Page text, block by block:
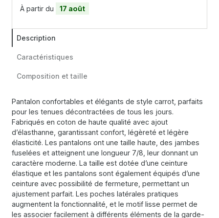
À partir du 17 août
Description
Caractéristiques
Composition et taille
Pantalon confortables et élégants de style carrot, parfaits
pour les tenues décontractées de tous les jours.
Fabriqués en coton de haute qualité avec ajout
d’élasthanne, garantissant confort, légèreté et légère
élasticité. Les pantalons ont une taille haute, des jambes
fuselées et atteignent une longueur 7/8, leur donnant un
caractère moderne. La taille est dotée d’une ceinture
élastique et les pantalons sont également équipés d’une
ceinture avec possibilité de fermeture, permettant un
ajustement parfait. Les poches latérales pratiques
augmentent la fonctionnalité, et le motif lisse permet de
les associer facilement à différents éléments de la garde-